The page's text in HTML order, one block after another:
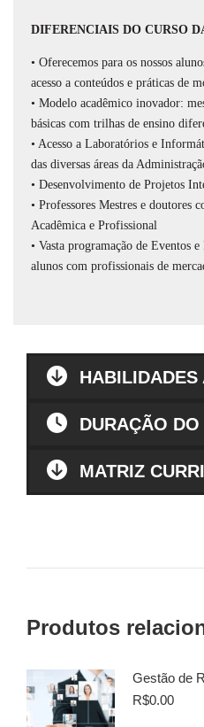
DIFERENCIAIS DO CURSO
• Oferecemos para os nossos
acesso a conteúdos e práticas de
• Modelo acadêmico inovador:
básicas com trilhas de ensino
• Acesso a Laboratórios e
das diversas áreas da
• Desenvolvimento de Projetos
• Professores Mestres e doutores
Acadêmica e Profissional
• Vasta programação de Eventos
alunos com profissionais de
HABILIDADES
DURAÇÃO DO
MATRIZ
Produtos
Gestão de
R$0.00